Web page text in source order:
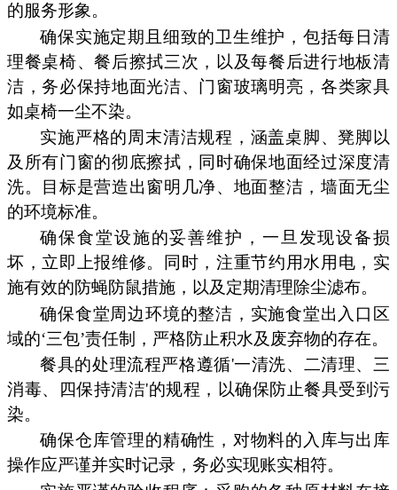
的服务形象。
确保实施定期且细致的卫生维护，包括每日清
理餐桌椅、餐后擦拭三次，以及每餐后进行地板清
洁，务必保持地面光洁、门窗玻璃明亮，各类家具
如桌椅一尘不染。
实施严格的周末清洁规程，涵盖桌脚、凳脚以
及所有门窗的彻底擦拭，同时确保地面经过深度清
洗。目标是营造出窗明几净、地面整洁，墙面无尘
的环境标准。
确保食堂设施的妥善维护，一旦发现设备损
坏，立即上报维修。同时，注重节约用水用电，实
施有效的防蝇防鼠措施，以及定期清理除尘滤布。
确保食堂周边环境的整洁，实施食堂出入口区
域的‘三包’责任制，严格防止积水及废弃物的存在。
餐具的处理流程严格遵循'一清洗、二清理、三
消毒、四保持清洁'的规程，以确保防止餐具受到污
染。
确保仓库管理的精确性，对物料的入库与出库
操作应严谨并实时记录，务必实现账实相符。